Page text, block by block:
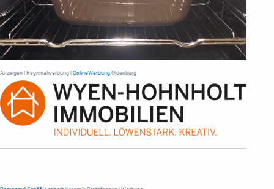
Anzeigen | Regionalwerbung | OnlineWerbung Oldenburg